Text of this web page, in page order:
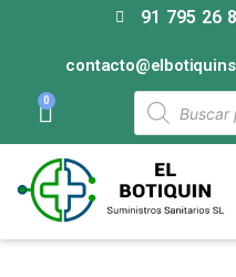
91 795 26
0